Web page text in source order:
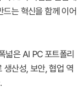
는 혁신을 함께 이어
넓은 AI PC 포트폴리
생산성, 보안, 협업 역